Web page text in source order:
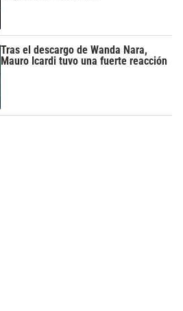
Tras el descargo de Wanda Nara,
Mauro Icardi tuvo una fuerte reacción